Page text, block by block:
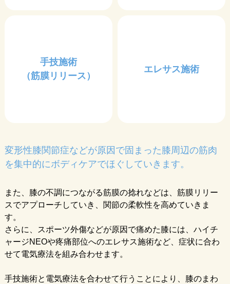
手技施術
（筋膜リリース）
エレサス施術
変形性膝関節症などが原因で固まった膝周辺の筋肉
を集中的にボディケアでほぐしていきます。
また、膝の不調につながる筋膜の捻れなどは、筋膜リリー
スでアプローチしていき、関節の柔軟性を高めていきま
す。
さらに、スポーツ外傷などが原因で痛めた膝には、ハイチ
ャージNEOや疼痛部位へのエレサス施術など、症状に合わ
せて電気療法を組み合わせます。
手技施術と電気療法を合わせて行うことにより、膝のまわ